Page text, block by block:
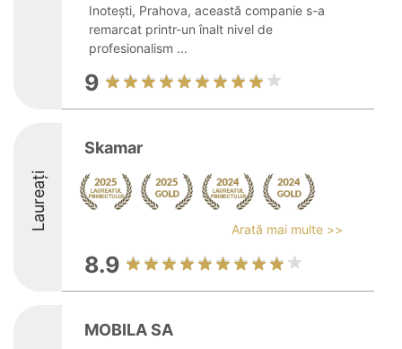
Inotești, Prahova, această companie s-a
remarcat printr-un înalt nivel de
profesionalism ...
9
Laureați
Skamar
Arată mai multe >>
8.9
MOBILA SA